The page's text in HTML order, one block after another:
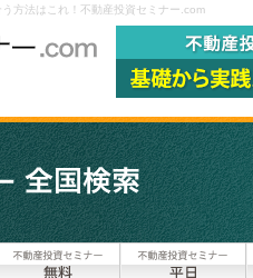
方法はこれ！不動産投資セミナー.com